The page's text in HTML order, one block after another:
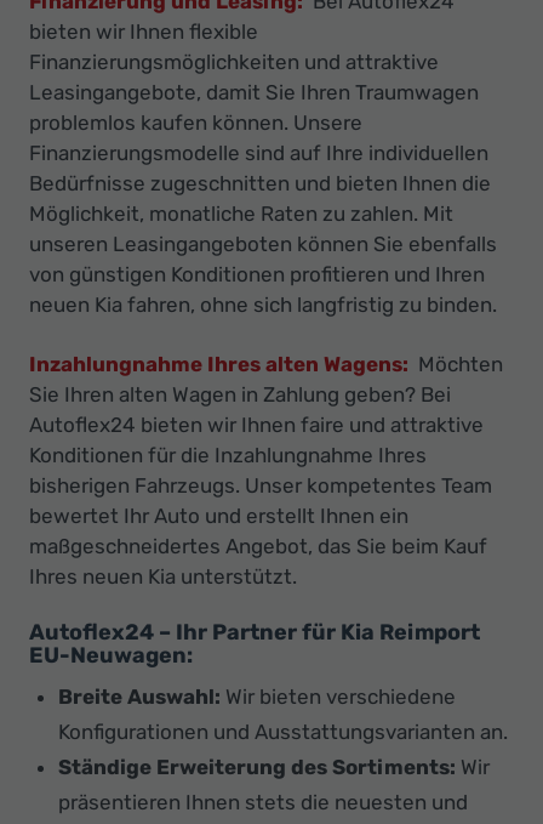
bieten wir Ihnen flexible
Finanzierungsmöglichkeiten und attraktive
Leasingangebote, damit Sie Ihren Traumwagen
problemlos kaufen können. Unsere
Finanzierungsmodelle sind auf Ihre individuellen
Bedürfnisse zugeschnitten und bieten Ihnen die
Möglichkeit, monatliche Raten zu zahlen. Mit
unseren Leasingangeboten können Sie ebenfalls
von günstigen Konditionen profitieren und Ihren
neuen Kia fahren, ohne sich langfristig zu binden.
Inzahlungnahme Ihres alten Wagens: Möchten
Sie Ihren alten Wagen in Zahlung geben? Bei
Autoflex24 bieten wir Ihnen faire und attraktive
Konditionen für die Inzahlungnahme Ihres
bisherigen Fahrzeugs. Unser kompetentes Team
bewertet Ihr Auto und erstellt Ihnen ein
maßgeschneidertes Angebot, das Sie beim Kauf
Ihres neuen Kia unterstützt.
Autoflex24 – Ihr Partner für Kia Reimport
EU-Neuwagen:
Breite Auswahl: Wir bieten verschiedene
Konfigurationen und Ausstattungsvarianten an.
Ständige Erweiterung des Sortiments: Wir
präsentieren Ihnen stets die neuesten und